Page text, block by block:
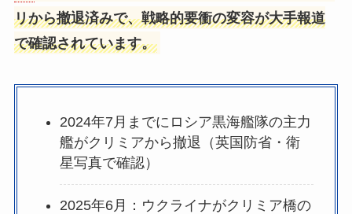
リから撤退済みで、戦略的要衝の変容が大手報道
で確認されています。
2024年7月までにロシア黒海艦隊の主力
艦がクリミアから撤退（英国防省・衛
星写真で確認）
2025年6月：ウクライナがクリミア橋の